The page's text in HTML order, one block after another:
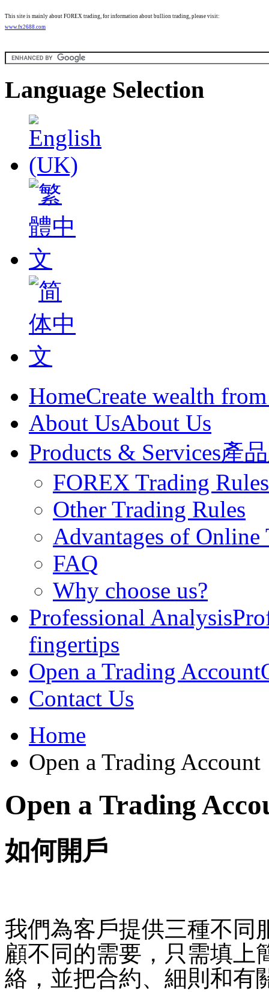
This site is mainly about FOREX trading, for information about bullion trading, please visit:
www.fx2688.com
Language Selection
HomeCreate wealth
About UsAbout Us
Products & Services產
FOREX Trading Rules
Other Trading Rules
Advantages of Online
FAQ
Why choose us?
Professional Analysis
fingertips
Open a Trading Account
Contact Us
Home
Open a Trading Account
Open a Trading
如何開戶
我們為客戶提供三種不同
顧不同的需要，只需填上
絡，並把合約、細則和有